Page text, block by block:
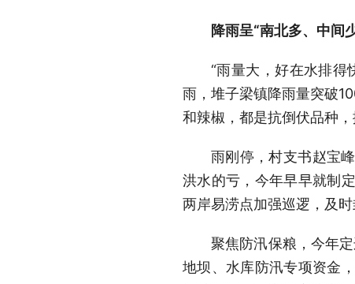
降雨呈“南北多、中间
“雨量大，好在水排得
雨，堆子梁镇降雨量突破
和辣椒，都是抗倒伏品种
雨刚停，村支书赵宝
洪水的亏，今年早早就制
两岸易涝点加强巡逻，及
聚焦防汛保粮，今年
地坝、水库防汛专项资金